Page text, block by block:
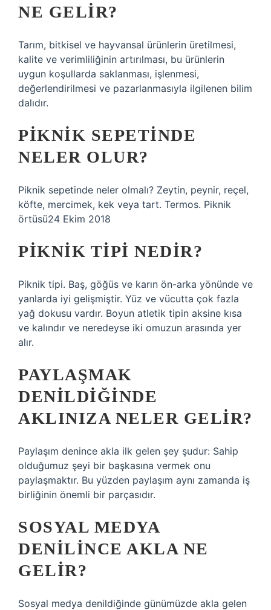
NE GELIR?
Tarım, bitkisel ve hayvansal ürünlerin üretilmesi,
kalite ve verimliliğinin artırılması, bu ürünlerin
uygun koşullarda saklanması, işlenmesi,
değerlendirilmesi ve pazarlanmasıyla ilgilenen bilim
dalıdır.
PIKNIK SEPETINDE
NELER OLUR?
Piknik sepetinde neler olmalı? Zeytin, peynir, reçel,
köfte, mercimek, kek veya tart. Termos. Piknik
örtüsü24 Ekim 2018
PIKNIK TIPI NEDIR?
Piknik tipi. Baş, göğüs ve karın ön-arka yönünde ve
yanlarda iyi gelişmiştir. Yüz ve vücutta çok fazla
yağ dokusu vardır. Boyun atletik tipin aksine kısa
ve kalındır ve neredeyse iki omuzun arasında yer
alır.
PAYLAŞMAK
DENILDIĞINDE
AKLINIZA NELER GELIR?
Paylaşım denince akla ilk gelen şey şudur: Sahip
olduğumuz şeyi bir başkasına vermek onu
paylaşmaktır. Bu yüzden paylaşım aynı zamanda iş
birliğinin önemli bir parçasıdır.
SOSYAL MEDYA
DENILINCE AKLA NE
GELIR?
Sosyal medya denildiğinde günümüzde akla gelen